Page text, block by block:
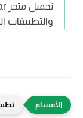
والتطبيقات